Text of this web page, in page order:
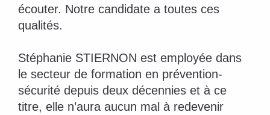
écouter. Notre candidate a toutes ces
qualités.
Stéphanie STIERNON est employée dans
le secteur de formation en prévention-
sécurité depuis deux décennies et à ce
titre, elle n’aura aucun mal à redevenir